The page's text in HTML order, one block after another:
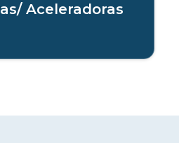
Aceleradoras